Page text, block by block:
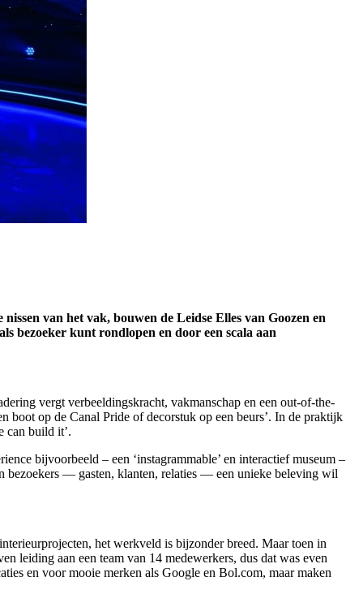
van het vak, bouwen de Leidse Elles van Goozen en
bezoeker kunt rondlopen en door een scala aan
vergt verbeeldingskracht, vakmanschap en een out-of-the-
boot op de Canal Pride of decorstuk op een beurs’. In de praktijk
can build it’.
bijvoorbeeld – een ‘instagrammable’ en interactief museum –
bezoekers — gasten, klanten, relaties — een unieke beleving wil
het werkveld is bijzonder breed. Maar toen in
leiding aan een team van 14 medewerkers, dus dat was even
en voor mooie merken als Google en Bol.com, maar maken